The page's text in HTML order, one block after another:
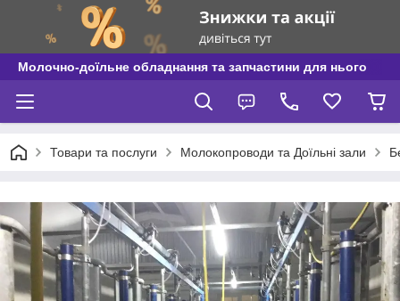
Молочно-доїльне обладнання та запчастини для нього
Товари та послуги Молокопроводи та Доїльні зали